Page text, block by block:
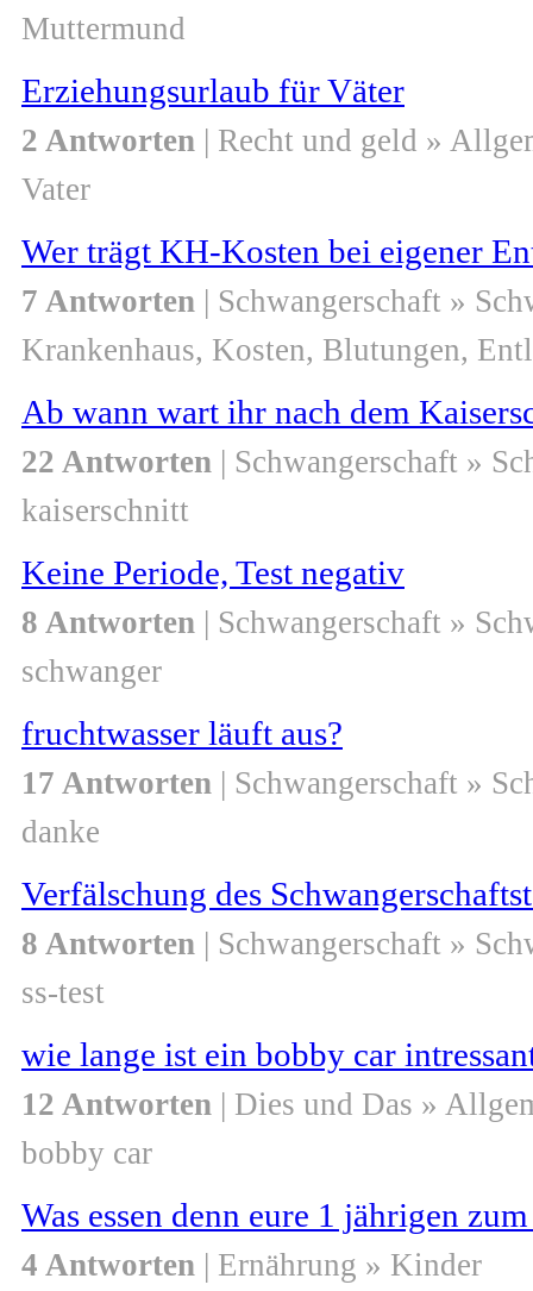
Muttermund
Erziehungsurlaub für Väter
2 Antworten | Recht und geld »
Vater
Wer trägt KH-Kosten bei eigener
7 Antworten | Schwangerschaft »
Krankenhaus, Kosten, Blutungen,
Ab wann wart ihr nach dem
22 Antworten | Schwangerschaft »
kaiserschnitt
Keine Periode, Test negativ
8 Antworten | Schwangerschaft »
schwanger
fruchtwasser läuft aus?
17 Antworten | Schwangerschaft »
danke
Verfälschung des
8 Antworten | Schwangerschaft »
ss-test
wie lange ist ein bobby car
12 Antworten | Dies und Das »
bobby car
Was essen denn eure 1 jährigen
4 Antworten | Ernährung » Kinder